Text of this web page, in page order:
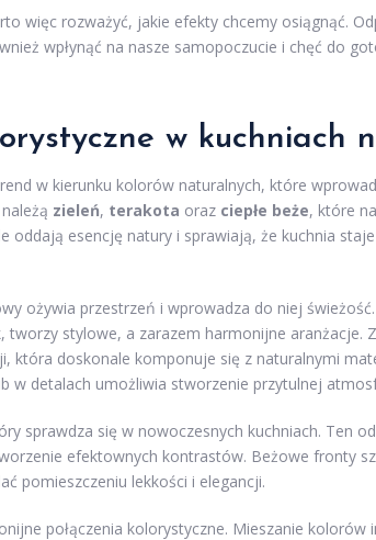
więc rozważyć, jakie efekty chcemy osiągnąć.
wpłynąć na nasze samopoczucie i chęć do
w kuchniach
w kierunku kolorów naturalnych, które
zieleń, terakota oraz ciepłe beże, które
oddają esencję natury i sprawiają, że kuchnia
ożywia przestrzeń i wprowadza do niej
tworzy stylowe, a zarazem harmonijne aranżacje.
która doskonale komponuje się z naturalnymi
w detalach umożliwia stworzenie przytulnej
sprawdza się w nowoczesnych kuchniach. Ten
efektownych kontrastów. Beżowe fronty
pomieszczeniu lekkości i elegancji.
połączenia kolorystyczne. Mieszanie kolorów